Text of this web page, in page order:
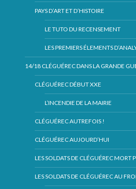
PAYS D’ART ET D’HISTOIRE
LE TUTO DU RECENSEMENT
LES PREMIERS ÉLEMENTS
14/18 CLÉGUÉREC DANS LA GRANDE
CLÉGUÉREC DÉBUT XXE
L’INCENDIE DE LA MAIRIE
CLÉGUÉREC AUTREFOIS !
CLÉGUÉREC AUJOURD’HUI
LES SOLDATS DE CLÉGUÉREC MORT
LES SOLDATS DE CLÉGUÉREC AU